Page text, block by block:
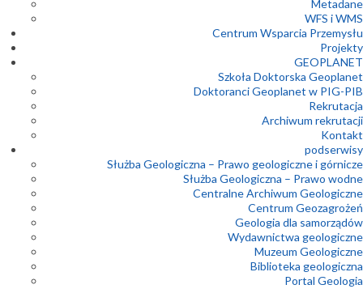
Metadane
WFS i WMS
Centrum Wsparcia Przemysłu
Projekty
GEOPLANET
Szkoła Doktorska Geoplanet
Doktoranci Geoplanet w PIG-PIB
Rekrutacja
Archiwum rekrutacji
Kontakt
podserwisy
Służba Geologiczna – Prawo geologiczne i górnicze
Służba Geologiczna – Prawo wodne
Centralne Archiwum Geologiczne
Centrum Geozagrożeń
Geologia dla samorządów
Wydawnictwa geologiczne
Muzeum Geologiczne
Biblioteka geologiczna
Portal Geologia